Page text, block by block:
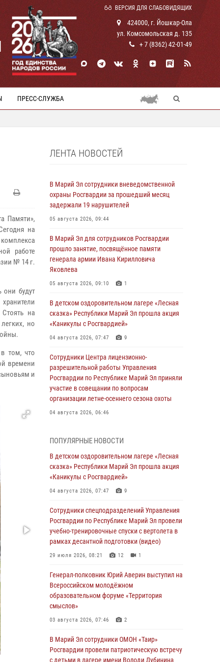
ВЕРСИЯ ДЛЯ СЛАБОВИДЯЩИХ
424000, г. Йошкар-Ола
ул. Комсомольская д. 135
+ 7 (8362) 42-01-49
ПРЕСС-СЛУЖБА
Памяти»,
на
работе
№ 14 г.
будут
на
но
том, что
времени
и
ЛЕНТА НОВОСТЕЙ
В Марий Эл сотрудники вневедомственной
охраны Росгвардии за прошедший месяц
задержали 19 нарушителей
05 августа 2026, 09:44
В Марий Эл для сотрудников Росгвардии
прошло занятие, посвящённое памяти
генерала армии Ивана Кирилловича
Яковлева
05 августа 2026, 09:10 1
В детском оздоровительном лагере «Лесная
сказка» Республики Марий Эл прошла акция
«Каникулы с Росгвардией»
04 августа 2026, 07:47 9
Сотрудники Центра лицензионно-
разрешительной работы Управления
Росгвардии по Республике Марий Эл приняли
участие в совещании по вопросам
организации летне-осеннего сезона охоты
04 августа 2026, 06:46
провели занятие по антикоррупционной
тематике
04 августа 2026, 06:06 2
Генерал-полковник Юрий Аверин выступил на
образовательном форуме «Территория
смыслов»
03 августа 2026, 07:46 2
Росгвардейцы в Марий Эл обеспечили
и проведения матчевого турнира на Кубок
Раимкуля Малахбекова
03 августа 2026, 06:52 7
Центральная войсковая комендатура
августа
02 августа 2026, 11:44
ПОПУЛЯРНЫЕ НОВОСТИ
В детском оздоровительном лагере «Лесная
сказка» Республики Марий Эл прошла акция
«Каникулы с Росгвардией»
04 августа 2026, 07:47 9
Сотрудники спецподразделений Управления
Росгвардии по Республике Марий Эл провели
учебно-тренировочные спуски с вертолета в
рамках десантной подготовки (видео)
29 июля 2026, 08:21 12 1
Генерал-полковник Юрий Аверин выступил на
Всероссийском молодёжном
образовательном форуме «Территория
смыслов»
03 августа 2026, 07:46 2
В Марий Эл сотрудники ОМОН «Таир»
Росгвардии провели патриотическую встречу
с детьми в лагере имени Володи Дубинина